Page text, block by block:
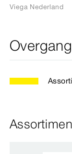
Viega Nederland